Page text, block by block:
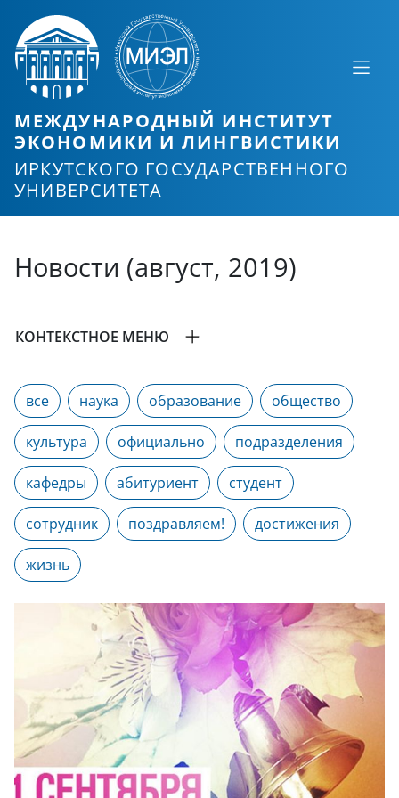
МЕЖДУНАРОДНЫЙ ИНСТИТУТ
ЭКОНОМИКИ И ЛИНГВИСТИКИ
ИРКУТСКОГО ГОСУДАРСТВЕННОГО
УНИВЕРСИТЕТА
Новости (август, 2019)
КОНТЕКСТНОЕ МЕНЮ
все наука образование общество
культура официально подразделения
кафедры абитуриент студент
сотрудник поздравляем! достижения
жизнь